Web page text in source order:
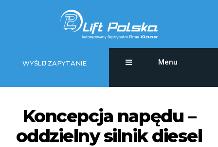
Menu
WYŚLIJ ZAPYTANIE
Koncepcja napędu –
oddzielny silnik diesel